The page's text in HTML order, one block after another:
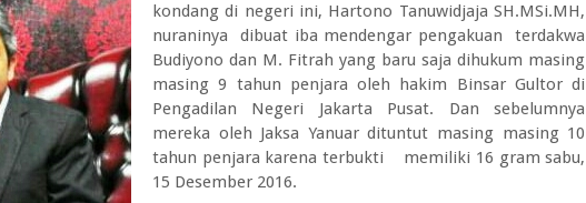
kondang di negeri ini, Hartono Tanuwidjaja SH.MSi.MH,
nuraninya dibuat iba mendengar pengakuan terdakwa
Budiyono dan M. Fitrah yang baru saja dihukum masing
masing 9 tahun penjara oleh hakim Binsar Gultor di
Pengadilan Negeri Jakarta Pusat. Dan sebelumnya
mereka oleh Jaksa Yanuar dituntut masing masing 10
tahun penjara karena terbukti memiliki 16 gram sabu,
15 Desember 2016.